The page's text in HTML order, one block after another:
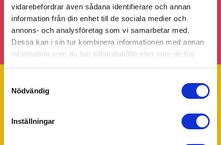
vidarebefordrar även sådana identifierare och annan
information från din enhet till de sociala medier och
annons- och analysföretag som vi samarbetar med.
Dessa kan i sin tur kombinera informationen med annan
information som du har tillhandahållit eller som de har
Nödvändig
Inställningar
medier!
Ditt 55Plus lokalkontor - Eskilstuna